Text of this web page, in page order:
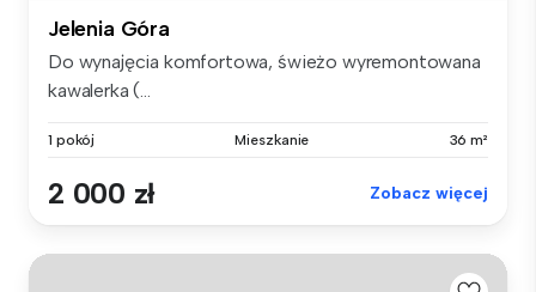
Jelenia Góra
Do wynajęcia komfortowa, świeżo wyremontowana
kawalerka (...
1 pokój Mieszkanie 36 m²
2 000 zł Zobacz więcej